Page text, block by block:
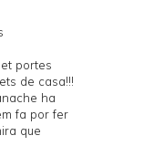
portes
de casa!!!
ha
fa por fer
que